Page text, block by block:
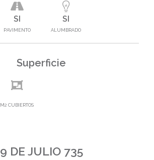
SI
PAVIMENTO
SI
ALUMBRADO
Superficie
M2 CUBIERTOS
9 DE JULIO 735